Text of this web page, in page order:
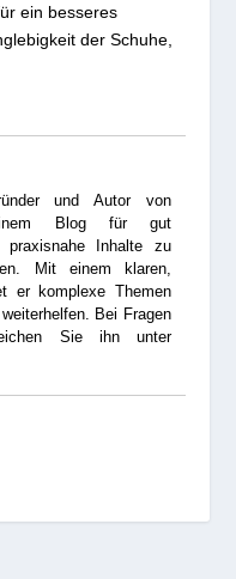
ein besseres
der Schuhe,
und Autor von
Blog für gut
praxisnahe Inhalte zu
Mit einem klaren,
er komplexe Themen
Bei Fragen
Sie ihn unter